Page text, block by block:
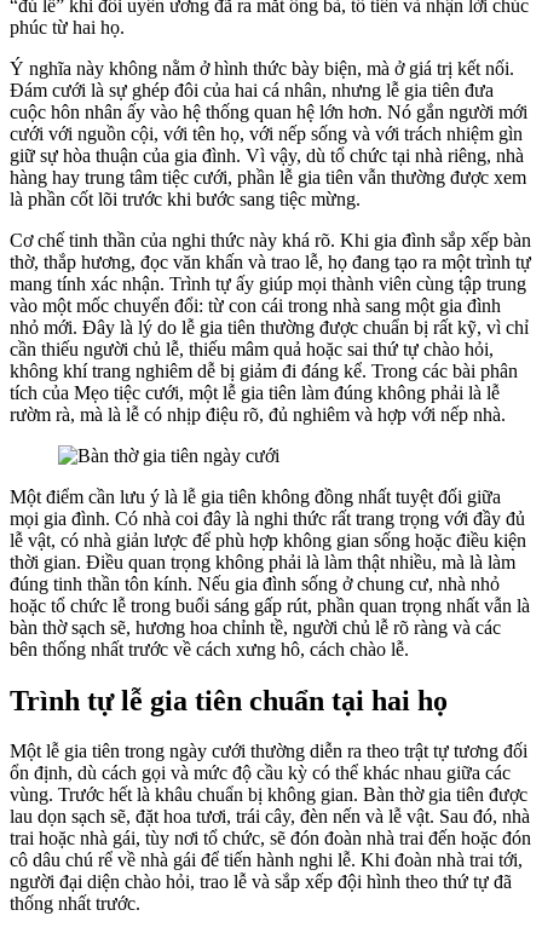
“đủ lễ” khi đôi uyên ương đã ra mắt ông bà, tổ tiên và nhận lời chúc
phúc từ hai họ.
Ý nghĩa này không nằm ở hình thức bày biện, mà ở giá trị kết nối.
Đám cưới là sự ghép đôi của hai cá nhân, nhưng lễ gia tiên đưa
cuộc hôn nhân ấy vào hệ thống quan hệ lớn hơn. Nó gắn người mới
cưới với nguồn cội, với tên họ, với nếp sống và với trách nhiệm gìn
giữ sự hòa thuận của gia đình. Vì vậy, dù tổ chức tại nhà riêng, nhà
hàng hay trung tâm tiệc cưới, phần lễ gia tiên vẫn thường được xem
là phần cốt lõi trước khi bước sang tiệc mừng.
Cơ chế tinh thần của nghi thức này khá rõ. Khi gia đình sắp xếp bàn
thờ, thắp hương, đọc văn khấn và trao lễ, họ đang tạo ra một trình tự
mang tính xác nhận. Trình tự ấy giúp mọi thành viên cùng tập trung
vào một mốc chuyển đổi: từ con cái trong nhà sang một gia đình
nhỏ mới. Đây là lý do lễ gia tiên thường được chuẩn bị rất kỹ, vì chỉ
cần thiếu người chủ lễ, thiếu mâm quả hoặc sai thứ tự chào hỏi,
không khí trang nghiêm dễ bị giảm đi đáng kể. Trong các bài phân
tích của Mẹo tiệc cưới, một lễ gia tiên làm đúng không phải là lễ
rườm rà, mà là lễ có nhịp điệu rõ, đủ nghiêm và hợp với nếp nhà.
Một điểm cần lưu ý là lễ gia tiên không đồng nhất tuyệt đối giữa
mọi gia đình. Có nhà coi đây là nghi thức rất trang trọng với đầy đủ
lễ vật, có nhà giản lược để phù hợp không gian sống hoặc điều kiện
thời gian. Điều quan trọng không phải là làm thật nhiều, mà là làm
đúng tinh thần tôn kính. Nếu gia đình sống ở chung cư, nhà nhỏ
hoặc tổ chức lễ trong buổi sáng gấp rút, phần quan trọng nhất vẫn là
bàn thờ sạch sẽ, hương hoa chỉnh tề, người chủ lễ rõ ràng và các
bên thống nhất trước về cách xưng hô, cách chào lễ.
Trình tự lễ gia tiên chuẩn tại hai họ
Một lễ gia tiên trong ngày cưới thường diễn ra theo trật tự tương đối
ổn định, dù cách gọi và mức độ cầu kỳ có thể khác nhau giữa các
vùng. Trước hết là khâu chuẩn bị không gian. Bàn thờ gia tiên được
lau dọn sạch sẽ, đặt hoa tươi, trái cây, đèn nến và lễ vật. Sau đó, nhà
trai hoặc nhà gái, tùy nơi tổ chức, sẽ đón đoàn nhà trai đến hoặc đón
cô dâu chú rể về nhà gái để tiến hành nghi lễ. Khi đoàn nhà trai tới,
người đại diện chào hỏi, trao lễ và sắp xếp đội hình theo thứ tự đã
thống nhất trước.